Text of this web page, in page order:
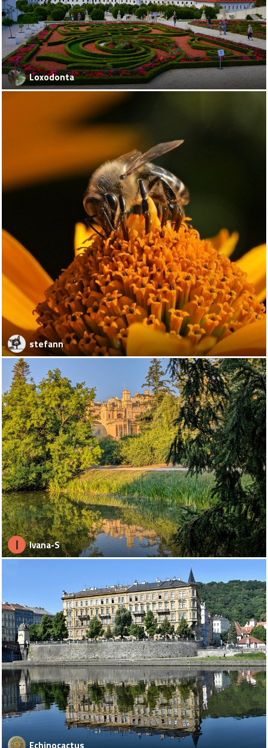
Loxodonta
stefann
I Ivana-S
Echinocactus